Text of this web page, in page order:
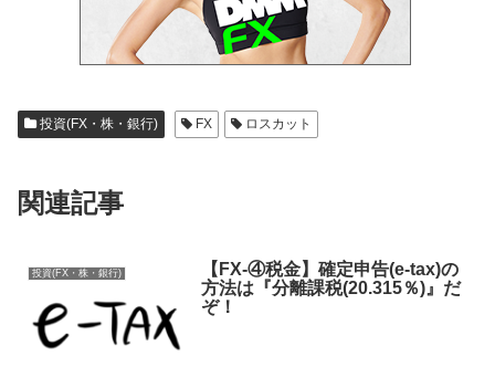
投資(FX・株・銀行) FX ロスカット
関連記事
投資(FX・株・銀行)
【FX-④税金】確定申告(e-tax)の
方法は『分離課税(20.315％)』だ
ぞ！